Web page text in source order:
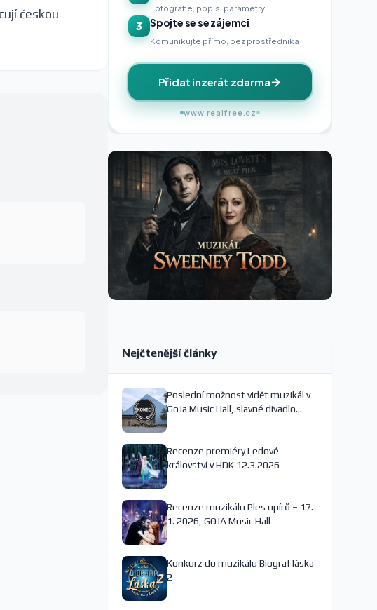
českou
Fotografie, popis, parametry
3 Spojte se se zájemci
Komunikujte přímo, bez prostředníka
Přidat inzerát zdarma
www.realfree.cz
Nejčtenější články
Poslední možnost vidět muzikál v
GoJa Music Hall, slavné divadlo
Recenze premiéry Ledové
království v HDK 12.3.2026
Recenze muzikálu Ples upírů – 17.
1. 2026, GOJA Music Hall
Konkurz do muzikálu Biograf láska
2